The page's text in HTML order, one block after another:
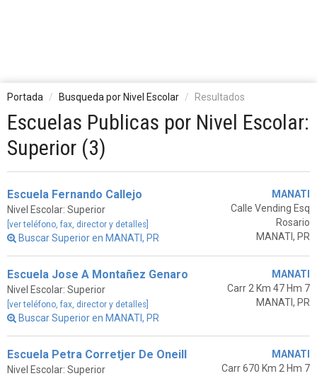
Portada Busqueda por Nivel Escolar Resultados
Escuelas Publicas por Nivel Escolar:
Superior (3)
Escuela Fernando Callejo
Nivel Escolar: Superior
[ver teléfono, fax, director y detalles]
Buscar Superior en MANATI, PR
MANATI
Calle Vending Esq
Rosario
MANATI, PR
Escuela Jose A Montañez Genaro
Nivel Escolar: Superior
[ver teléfono, fax, director y detalles]
Buscar Superior en MANATI, PR
MANATI
Carr 2 Km 47 Hm 7
MANATI, PR
Escuela Petra Corretjer De Oneill
Nivel Escolar: Superior
MANATI
Carr 670 Km 2 Hm 7